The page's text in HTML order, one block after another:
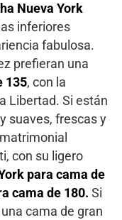
Nueva York
inferiores
fabulosa.
prefieran una
135, con la
Libertad. Si están
suaves, frescas y
con su ligero
para cama de
cama de 180. Si
cama de gran